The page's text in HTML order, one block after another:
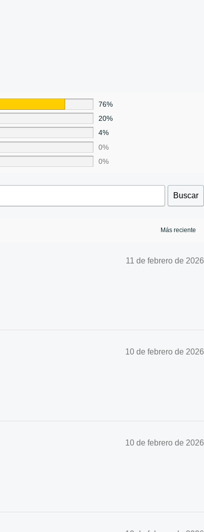
76%
20%
4%
0%
0%
Buscar
11 de febrero de 2026
10 de febrero de 2026
10 de febrero de 2026